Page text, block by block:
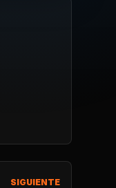
SIGUIENTE